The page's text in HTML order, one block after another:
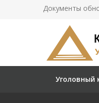
Документы
Уголовный